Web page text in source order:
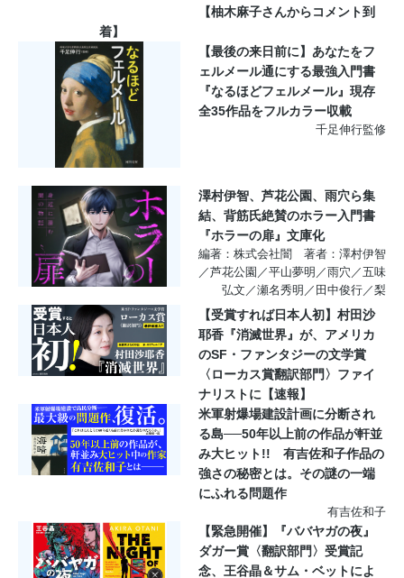
【柚木麻子さんからコメント到
着】
【最後の来日前に】あなたをフ
ェルメール通にする最強入門書
『なるほどフェルメール』現存
全35作品をフルカラー収載
千足伸行監修
澤村伊智、芦花公園、雨穴ら集
結、背筋氏絶賛のホラー入門書
『ホラーの扉』文庫化
編著：株式会社闇 著者：澤村伊智
／芦花公園／平山夢明／雨穴／五味
弘文／瀬名秀明／田中俊行／梨
【受賞すれば日本人初】村田沙
耶香『消滅世界』が、アメリカ
のSF・ファンタジーの文学賞
〈ローカス賞翻訳部門〉ファイ
ナリストに【速報】
米軍射爆場建設計画に分断され
る島──50年以上前の作品が軒並
み大ヒット!! 有吉佐和子作品の
強さの秘密とは。その謎の一端
にふれる問題作
有吉佐和子
【緊急開催】『ババヤガの夜』
ダガー賞〈翻訳部門〉受賞記
念、王谷晶＆サム・ベットによ